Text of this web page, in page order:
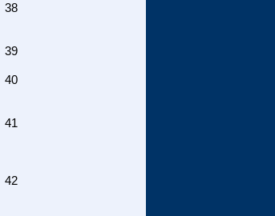
38
39
40
41
42